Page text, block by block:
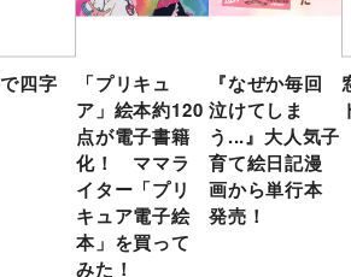
四字
「プリキュ
ア」絵本約120
点が電子書籍
化！ ママラ
イター「プリ
キュア電子絵
本」を買って
みた！
『なぜか毎回
泣けてしま
う...』大人気子
育て絵日記漫
画から単行本
発売！